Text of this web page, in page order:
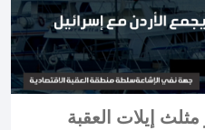
إيلات العقبة